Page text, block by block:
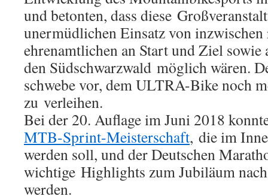
und betonten, dass diese
unermüdlichen Einsatz von
ehrenamtlichen an Start und Ziel sowie
den Südschwarzwald möglich wären.
schwebe vor, dem ULTRA-Bike noch
zu verleihen.
Bei der 20. Auflage im Juni 2018
MTB-Sprint-Meisterschaft, die im
werden soll, und der Deutschen
wichtige Highlights zum Jubiläum
werden.